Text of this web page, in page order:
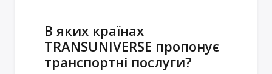
В яких країнах
TRANSUNIVERSE пропонує
транспортні послуги?